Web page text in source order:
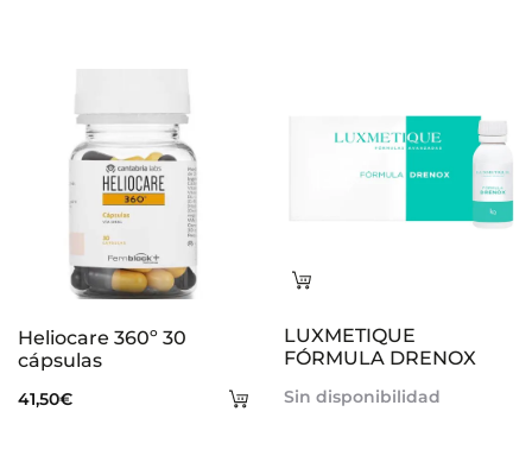
Añadir
Heliocare 360º 30
cápsulas
41,50€
Leer
LUXMETIQUE
FÓRMULA DRENOX
Sin disponibilidad